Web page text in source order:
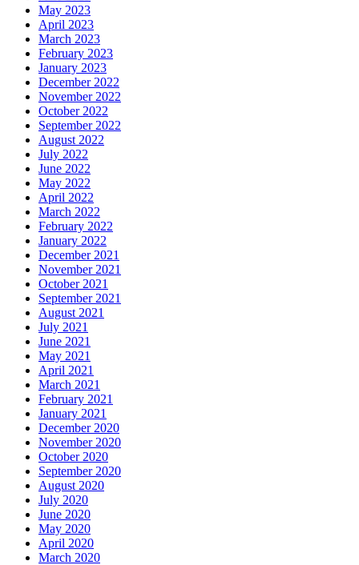
May 2023
April 2023
March 2023
February 2023
January 2023
December 2022
November 2022
October 2022
September 2022
August 2022
July 2022
June 2022
May 2022
April 2022
March 2022
February 2022
January 2022
December 2021
November 2021
October 2021
September 2021
August 2021
July 2021
June 2021
May 2021
April 2021
March 2021
February 2021
January 2021
December 2020
November 2020
October 2020
September 2020
August 2020
July 2020
June 2020
May 2020
April 2020
March 2020